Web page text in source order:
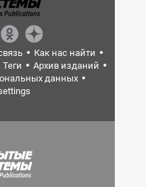
Как нас найти
Теги
Архив изданий
данных